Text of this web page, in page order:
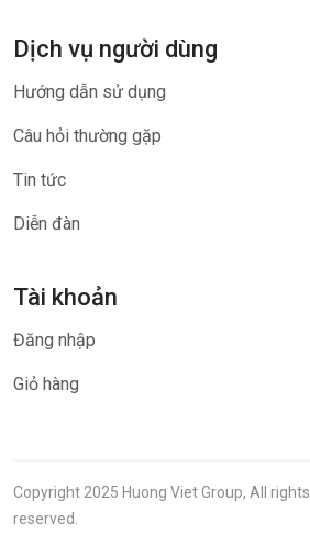
Dịch vụ người dùng
Hướng dẫn sử dụng
Câu hỏi thường gặp
Tin tức
Diễn đàn
Tài khoản
Đăng nhập
Giỏ hàng
Copyright 2025 Huong Viet Group, All rights
reserved.